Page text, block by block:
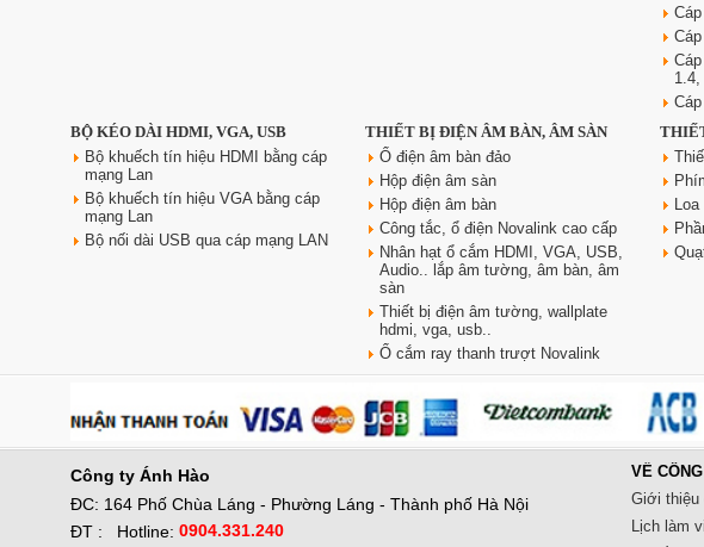
Sinoamigo STP-1RB-3 | Trụ kéo
tiện dụng, có USB sạc nhanh
Giá: 2,300,000 VNĐ
BỘ KÉO DÀI HDMI, VGA, USB
Bộ khuếch tín hiệu HDMI bằng cáp
mạng Lan
Bộ khuếch tín hiệu VGA bằng cáp
mạng Lan
Bộ nối dài USB qua cáp mạng LAN
THIẾT BỊ ĐIỆN ÂM BÀN, ÂM SÀN
Ổ điện âm bàn đảo
Hộp điện âm sàn
Hộp điện âm bàn
Công tắc, ổ điện Novalink cao cấp
Nhân hạt ổ cắm HDMI, VGA, USB,
Audio.. lắp âm tường, âm bàn, âm
sàn
Thiết bị điện âm tường, wallplate
hdmi, vga, usb..
Ổ cắm ray thanh trượt Novalink
Công ty Ánh Hào
ĐC: 164 Phố Chùa Láng - Phường Láng - Thành phố Hà Nội
ĐT :
Hotline: 0904.331.240
VỀ
Giới thiệu
Lịch làm